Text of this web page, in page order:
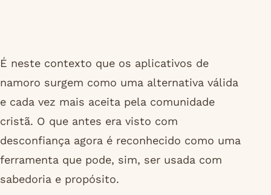
É neste contexto que os aplicativos de
namoro surgem como uma alternativa válida
e cada vez mais aceita pela comunidade
cristã. O que antes era visto com
desconfiança agora é reconhecido como uma
ferramenta que pode, sim, ser usada com
sabedoria e propósito.